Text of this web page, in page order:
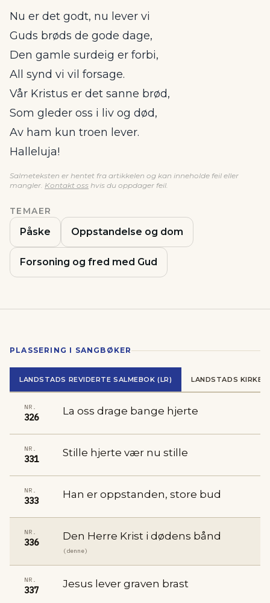
Nu er det godt, nu lever vi
Guds brøds de gode dage,
Den gamle surdeig er forbi,
All synd vi vil forsage.
Vår Kristus er det sanne brød,
Som gleder oss i liv og død,
Av ham kun troen lever.
Halleluja!
Salmeteksten er hentet fra artikkelen og kan inneholde feil eller
mangler. Kontakt oss hvis du oppdager feil.
TEMAER
Påske Oppstandelse og dom
Forsoning og fred med Gud
PLASSERING I SANGBØKER
LANDSTADS REVIDERTE SALMEBOK (LR) LANDSTADS
NR.
326
La oss drage bange hjerte
NR.
331
Stille hjerte vær nu stille
NR.
333
Han er oppstanden, store bud
NR.
336
Den Herre Krist i dødens bånd
(denne)
NR.
337
Jesus lever graven brast